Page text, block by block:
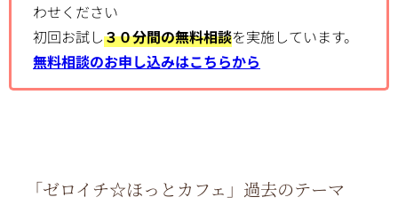
わせください
初回お試し３０分間の無料相談を実施しています。
無料相談のお申し込みはこちらから
「ゼロイチ☆ほっとカフェ」過去のテーマ